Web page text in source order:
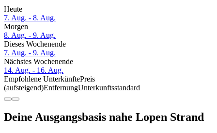
Heute
7. Aug. - 8. Aug.
Morgen
8. Aug. - 9. Aug.
Dieses Wochenende
7. Aug. - 9. Aug.
Nächstes Wochenende
14. Aug. - 16. Aug.
Empfohlene UnterkünftePreis
(aufsteigend)EntfernungUnterkunftsstandard
Deine Ausgangsbasis nahe Lopen Strand